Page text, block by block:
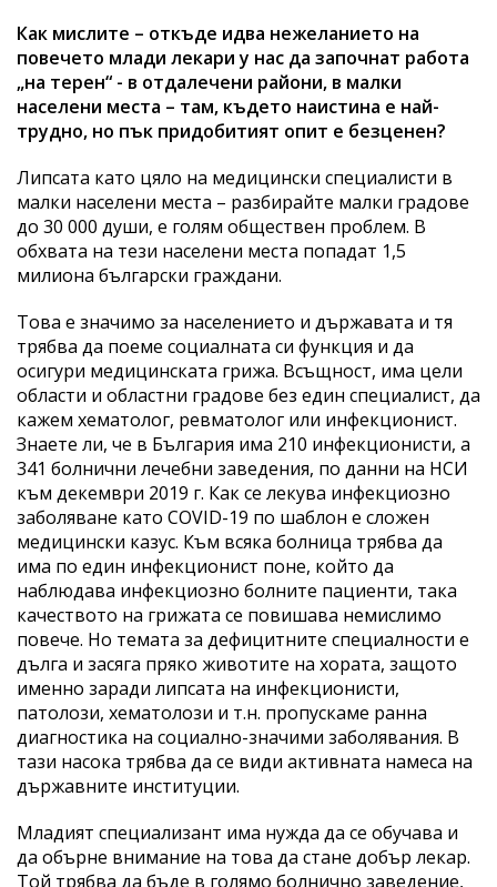
Как мислите – откъде идва нежеланието на
повечето млади лекари у нас да започнат работа
„на терен“ - в отдалечени райони, в малки
населени места – там, където наистина е най-
трудно, но пък придобитият опит е безценен?
Липсата като цяло на медицински специалисти в
малки населени места – разбирайте малки градове
до 30 000 души, е голям обществен проблем. В
обхвата на тези населени места попадат 1,5
милиона български граждани.
Това е значимо за населението и държавата и тя
трябва да поеме социалната си функция и да
осигури медицинската грижа. Всъщност, има цели
области и областни градове без един специалист, да
кажем хематолог, ревматолог или инфекционист.
Знаете ли, че в България има 210 инфекционисти, а
341 болнични лечебни заведения, по данни на НСИ
към декември 2019 г. Как се лекува инфекциозно
заболяване като COVID-19 по шаблон е сложен
медицински казус. Към всяка болница трябва да
има по един инфекционист поне, който да
наблюдава инфекциозно болните пациенти, така
качеството на грижата се повишава немислимо
повече. Но темата за дефицитните специалности е
дълга и засяга пряко животите на хората, защото
именно заради липсата на инфекционисти,
патолози, хематолози и т.н. пропускаме ранна
диагностика на социално-значими заболявания. В
тази насока трябва да се види активната намеса на
държавните институции.
Младият специализант има нужда да се обучава и
да обърне внимание на това да стане добър лекар.
Той трябва да бъде в голямо болнично заведение,